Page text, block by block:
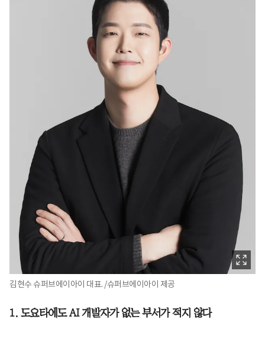
김현수 슈퍼브에이아이 대표. /슈퍼브에이아이 제공
1. 도요타에도 AI 개발자가 없는 부서가 적지 않다